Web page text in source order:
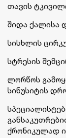
თავის
შიდა ქალისა
სისხლის
სტრესის
ლორწოს
სინუსიტის
ქრონიკულად